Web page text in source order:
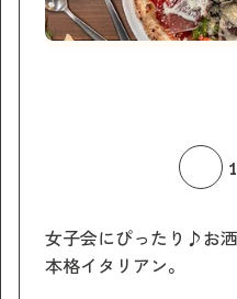
1
女子会にぴったり♪お
本格イタリアン。